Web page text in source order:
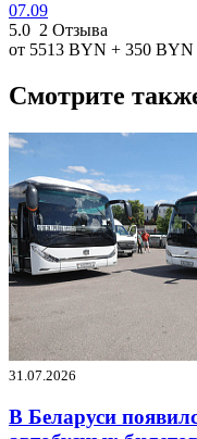
07.09
5.0 2 Отзыва
от 5513 BYN + 350 BYN
Смотрите
31.07.2026
В Беларуси